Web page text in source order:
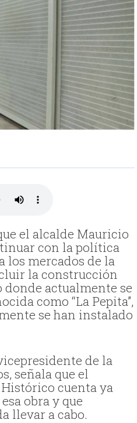
el alcalde Mauricio
con la política
los mercados de la
la construcción
actualmente se
como “La Pepita”,
se han instalado
de la
señala que el
cuenta ya
obra y que
llevar a cabo.